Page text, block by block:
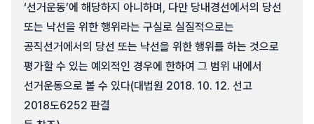
‘선거운동’에 해당하지 아니하며, 다만 당내경선에서의 당선
또는 낙선을 위한 행위라는 구실로 실질적으로는
공직선거에서의 당선 또는 낙선을 위한 행위를 하는 것으로
평가할 수 있는 예외적인 경우에 한하여 그 범위 내에서
선거운동으로 볼 수 있다(대법원 2018. 10. 12. 선고
2018도6252 판결